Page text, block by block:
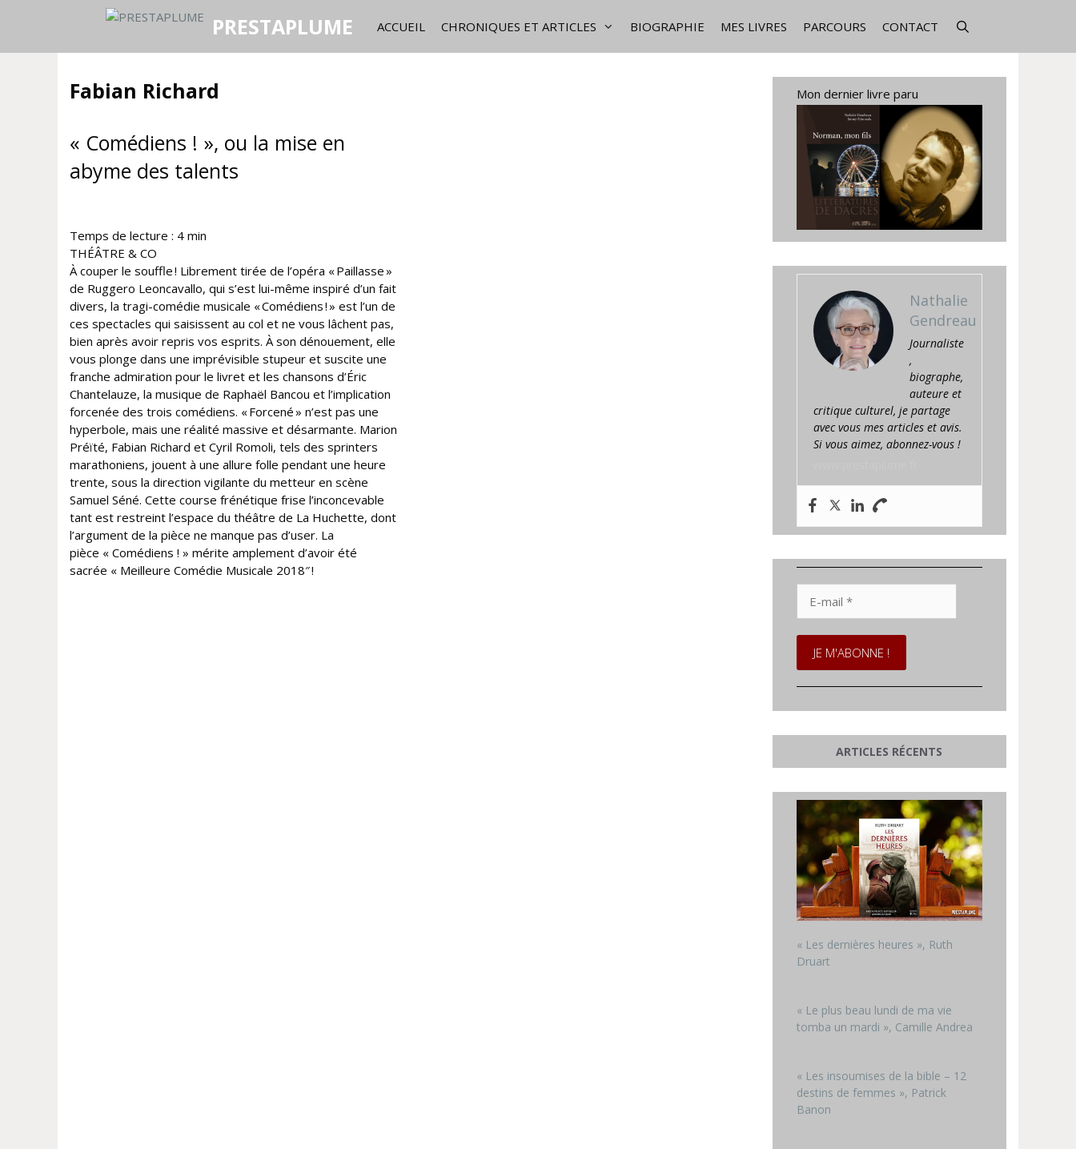
PRESTAPLUME ACCUEIL CHRONIQUES ET ARTICLES BIOGRAPHIE MES LIVRES PARCOURS CONTACT
Fabian Richard
« Comédiens ! », ou la mise en
abyme des talents
Temps de lecture : 4 min
THÉÂTRE & CO
À couper le souffle ! Librement tirée de l’opéra « Paillasse »
de Ruggero Leoncavallo, qui s’est lui-même inspiré d’un fait
divers, la tragi-comédie musicale « Comédiens ! » est l’un de
ces spectacles qui saisissent au col et ne vous lâchent pas,
bien après avoir repris vos esprits. À son dénouement, elle
vous plonge dans une imprévisible stupeur et suscite une
franche admiration pour le livret et les chansons d’Éric
Chantelauze, la musique de Raphaël Bancou et l’implication
forcenée des trois comédiens. « Forcené » n’est pas une
hyperbole, mais une réalité massive et désarmante. Marion
Préïté, Fabian Richard et Cyril Romoli, tels des sprinters
marathoniens, jouent à une allure folle pendant une heure
trente, sous la direction vigilante du metteur en scène
Samuel Séné. Cette course frénétique frise l’inconcevable
tant est restreint l’espace du théâtre de La Huchette, dont
l’argument de la pièce ne manque pas d’user. La
pièce « Comédiens ! » mérite amplement d’avoir été
sacrée « Meilleure Comédie Musicale 2018″ !
Mon dernier livre paru
Nathalie
Gendreau
Journaliste
,
biographe,
auteure et
critique culturel, je partage
avec vous mes articles et avis.
Si vous aimez, abonnez-vous !
mail
*
ARTICLES RÉCENTS
« Les dernières heures », Ruth
Druart
« Le plus beau lundi de ma vie
tomba un mardi », Camille Andrea
« Les insoumises de la bible – 12
destins de femmes », Patrick
Banon